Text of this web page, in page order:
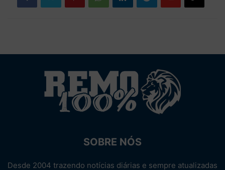
SOBRE NÓS
Desde 2004 trazendo notícias diárias e sempre atualizadas